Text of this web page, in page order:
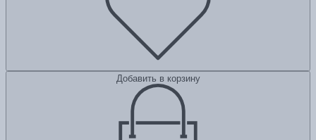
Добавить в корзину